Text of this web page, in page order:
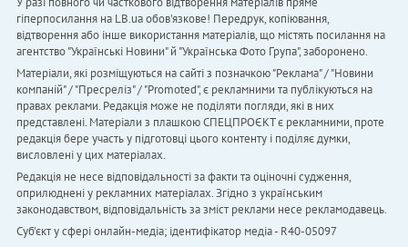
гіперпосилання на LB.ua обов'язкове! Передрук, копіювання,
відтворення або інше використання матеріалів, що містять посилання на
агентство "Українськi Новини" й "Українська Фото Група", заборонено.
Матеріали, які розміщуються на сайті з позначкою "Реклама" / "Новини
компаній" / "Пресреліз" / "Promoted", є рекламними та публікуються на
правах реклами. Редакція може не поділяти погляди, які в них
представлені. Матеріали з плашкою СПЕЦПРОЄКТ є рекламними, проте
редакція бере участь у підготовці цього контенту і поділяє думки,
висловлені у цих матеріалах.
Редакція не несе відповідальності за факти та оціночні судження,
оприлюднені у рекламних матеріалах. Згідно з українським
законодавством, відповідальність за зміст реклами несе рекламодавець.
Cуб'єкт у сфері онлайн-медіа; ідентифікатор медіа - R40-05097